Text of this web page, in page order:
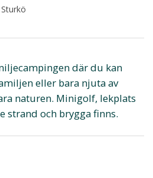
där du kan
eller bara njuta av
naturen. Minigolf, lekplats
strand och brygga finns.